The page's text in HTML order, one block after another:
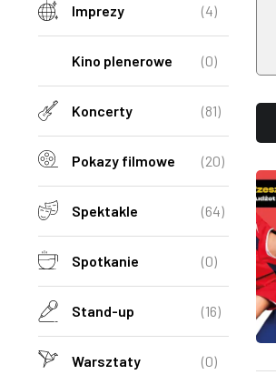
Imprezy (4)
Kino plenerowe (0)
Koncerty (81)
Pokazy filmowe (20)
Spektakle (64)
Spotkanie (0)
Stand-up (16)
Warsztaty (0)